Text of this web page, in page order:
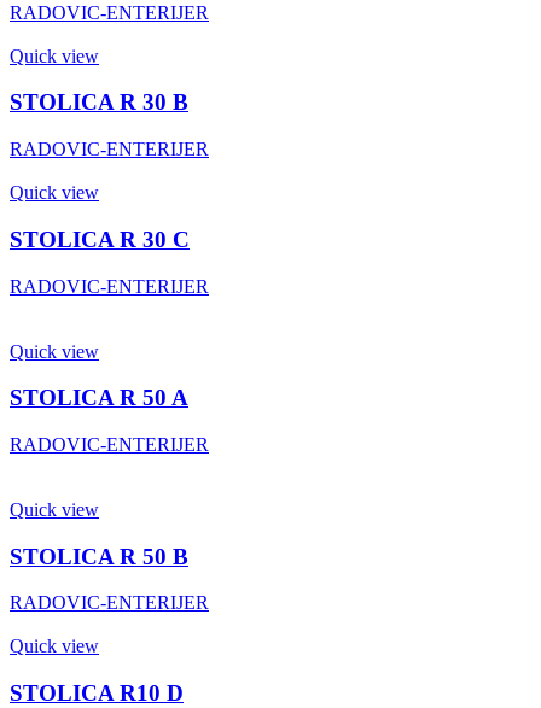
RADOVIC-ENTERIJER
Quick view
STOLICA R 30 B
RADOVIC-ENTERIJER
Quick view
STOLICA R 30 C
RADOVIC-ENTERIJER
Quick view
STOLICA R 50 A
RADOVIC-ENTERIJER
Quick view
STOLICA R 50 B
RADOVIC-ENTERIJER
Quick view
STOLICA R10 D